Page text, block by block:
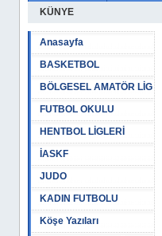
KÜNYE
Anasayfa
BASKETBOL
BÖLGESEL AMATÖR LİG
FUTBOL OKULU
HENTBOL LİGLERİ
İASKF
JUDO
KADIN FUTBOLU
Köşe Yazıları